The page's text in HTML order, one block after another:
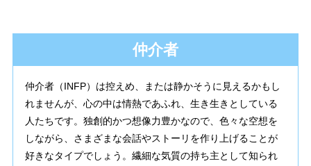
仲介者
仲介者（INFP）は控えめ、または静かそうに見えるかもし
れませんが、心の中は情熱であふれ、生き生きとしている
人たちです。独創的かつ想像力豊かなので、色々な空想を
しながら、さまざまな会話やストーリを作り上げることが
好きなタイプでしょう。繊細な気質の持ち主として知られ